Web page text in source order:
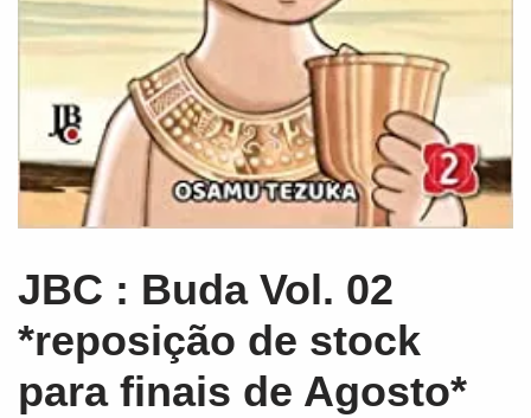
JBC : Buda Vol. 02
*reposição de stock
para finais de Agosto*